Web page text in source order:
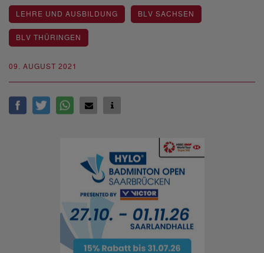
09. AUGUST 2021
LEHRE UND AUSBILDUNG BLV SACHSEN
BLV THÜRINGEN